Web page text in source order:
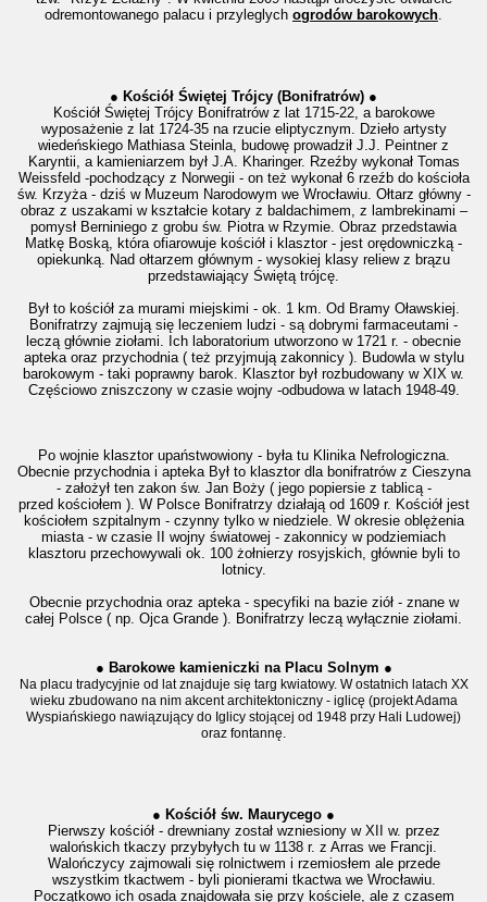
odremontowanego palacu i przyleglych ogrodów barokowych.
● Kościół Świętej Trójcy (Bonifratrów) ●
Kościół Świętej Trójcy Bonifratrów z lat 1715-22, a barokowe
wyposażenie z lat 1724-35 na rzucie eliptycznym. Dzieło artysty
wiedeńskiego Mathiasa Steinla, budowę prowadził J.J. Peintner z
Karyntii, a kamieniarzem był J.A. Kharinger. Rzeźby wykonał Tomas
Weissfeld -pochodzący z Norwegii - on też wykonał 6 rzeźb do kościoła
św. Krzyża - dziś w Muzeum Narodowym we Wrocławiu. Ołtarz główny -
obraz z uszakami w kształcie kotary z baldachimem, z lambrekinami –
pomysł Berniniego z grobu św. Piotra w Rzymie. Obraz przedstawia
Matkę Boską, która ofiarowuje kościół i klasztor - jest orędowniczką -
opiekunką. Nad ołtarzem głównym - wysokiej klasy reliew z brązu
przedstawiający Świętą trójcę.
Był to kościół za murami miejskimi - ok. 1 km. Od Bramy Oławskiej.
Bonifratrzy zajmują się leczeniem ludzi - są dobrymi farmaceutami -
leczą głównie ziołami. Ich laboratorium utworzono w 1721 r. - obecnie
apteka oraz przychodnia ( też przyjmują zakonnicy ). Budowla w stylu
barokowym - taki poprawny barok. Klasztor był rozbudowany w XIX w.
Częściowo zniszczony w czasie wojny -odbudowa w latach 1948-49.
Po wojnie klasztor upaństwowiony - była tu Klinika Nefrologiczna.
Obecnie przychodnia i apteka Był to klasztor dla bonifratrów z Cieszyna
- założył ten zakon św. Jan Boży ( jego popiersie z tablicą -
przed kościołem ). W Polsce Bonifratrzy działają od 1609 r. Kościół jest
kościołem szpitalnym - czynny tylko w niedziele. W okresie oblężenia
miasta - w czasie II wojny światowej - zakonnicy w podziemiach
klasztoru przechowywali ok. 100 żołnierzy rosyjskich, głównie byli to
lotnicy.
Obecnie przychodnia oraz apteka - specyfiki na bazie ziół - znane w
całej Polsce ( np. Ojca Grande ). Bonifratrzy leczą wyłącznie ziołami.
● Barokowe kamieniczki na Placu Solnym ●
Na placu tradycyjnie od lat znajduje się targ kwiatowy. W ostatnich latach XX
wieku zbudowano na nim akcent architektoniczny - iglicę (projekt Adama
Wyspiańskiego nawiązujący do Iglicy stojącej od 1948 przy Hali Ludowej)
oraz fontannę.
● Kościół św. Maurycego ●
Pierwszy kościół - drewniany został wzniesiony w XII w. przez
walońskich tkaczy przybyłych tu w 1138 r. z Arras we Francji.
Walończycy zajmowali się rolnictwem i rzemiosłem ale przede
wszystkim tkactwem - byli pionierami tkactwa we Wrocławiu.
Początkowo ich osada znajdowała się przy kościele, ale z czasem